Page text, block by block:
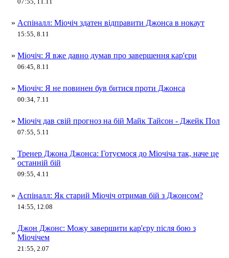
» Аспіналл: Міочіч здатен відправити Джонса в нокаут
15:55, 8.11
» Міочіч: Я вже давно думав про завершення кар'єри
06:45, 8.11
» Міочіч: Я не повинен був битися проти Джонса
00:34, 7.11
» Міочіч дав свій прогноз на бій Майк Тайсон - Джейк Пол
07:55, 5.11
»
Тренер Джона Джонса: Готуємося до Міочіча так, наче це
останній бій
09:55, 4.11
» Аспіналл: Як старий Міочіч отримав бій з Джонсом?
14:55, 12.08
»
Джон Джонс: Можу завершити кар'єру після бою з
Міочічем
21:55, 2.07